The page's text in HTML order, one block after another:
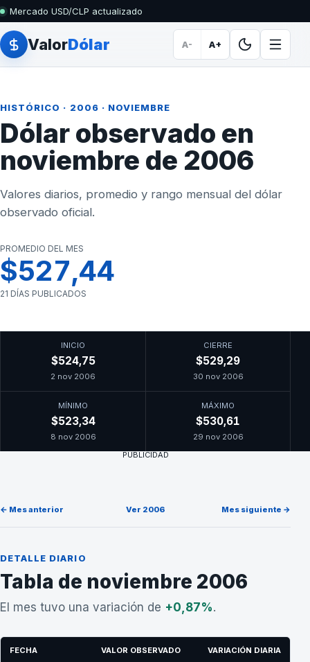
Mercado USD/CLP actualizado
ValorDólar A- A+
HISTÓRICO · 2006 · NOVIEMBRE
Dólar observado en
noviembre de 2006
Valores diarios, promedio y rango mensual del dólar
observado oficial.
PROMEDIO DEL MES
$527,44
21 DÍAS PUBLICADOS
INICIO
$524,75
2 nov 2006
CIERRE
$529,29
30 nov 2006
MÍNIMO
$523,34
8 nov 2006
MÁXIMO
$530,61
29 nov 2006
PUBLICIDAD
← Mes anterior Ver 2006 Mes siguiente →
DETALLE DIARIO
Tabla de noviembre 2006
El mes tuvo una variación de +0,87%.
FECHA VALOR OBSERVADO VARIACIÓN DIARIA